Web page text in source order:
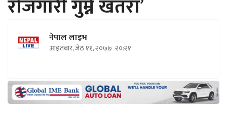
रोजगारी गुम्ने खतरा’
नेपाल लाइभ
आइतबार, जेठ ११, २०७७ २०:२१